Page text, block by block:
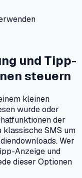
und Tipp-
steuern
kleinen
wurde oder
der
SMS um
Wer
Anzeige und
dieser Optionen